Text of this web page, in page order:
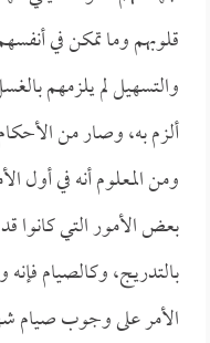
قلوبهم وما تمكن في
والتسهيل لم يلزمهم
ألزم به، وصار من الأحكام
ومن المعلوم أنه في أول
بعض الأمور التي كانوا
بالتدريج، وكالصيام
الأمر على وجوب صيام